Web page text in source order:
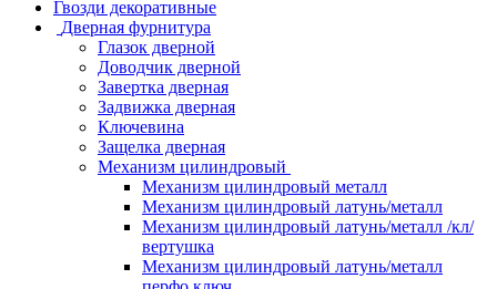
Гвозди декоративные
Дверная фурнитура
Глазок дверной
Доводчик дверной
Завертка дверная
Задвижка дверная
Ключевина
Защелка дверная
Механизм цилиндровый
Механизм цилиндровый металл
Механизм цилиндровый латунь/металл
Механизм цилиндровый латунь/металл /кл/
вертушка
Механизм цилиндровый латунь/металл